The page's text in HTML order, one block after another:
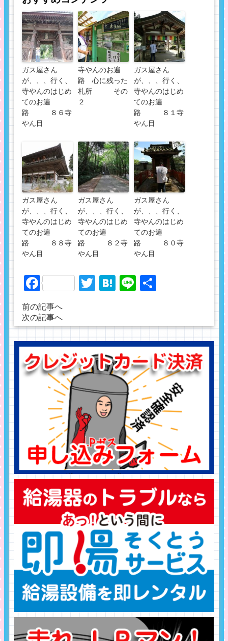
ガス屋さん
が、、、行く、
寺やんのはじめ
てのお遍
路 ８６寺
やん目
寺やんのお遍
路 心に残った
札所 その
２
ガス屋さん
が、、、行く、
寺やんのはじめ
てのお遍
路 ８１寺
やん目
ガス屋さん
が、、、行く、
寺やんのはじめ
てのお遍
路 ８８寺
やん目
ガス屋さん
が、、、行く、
寺やんのはじめ
てのお遍
路 ８２寺
やん目
ガス屋さん
が、、、行く、
寺やんのはじめ
てのお遍
路 ８０寺
やん目
FacebookTwitter
Hatena
Line
前の記事へ
次の記事へ